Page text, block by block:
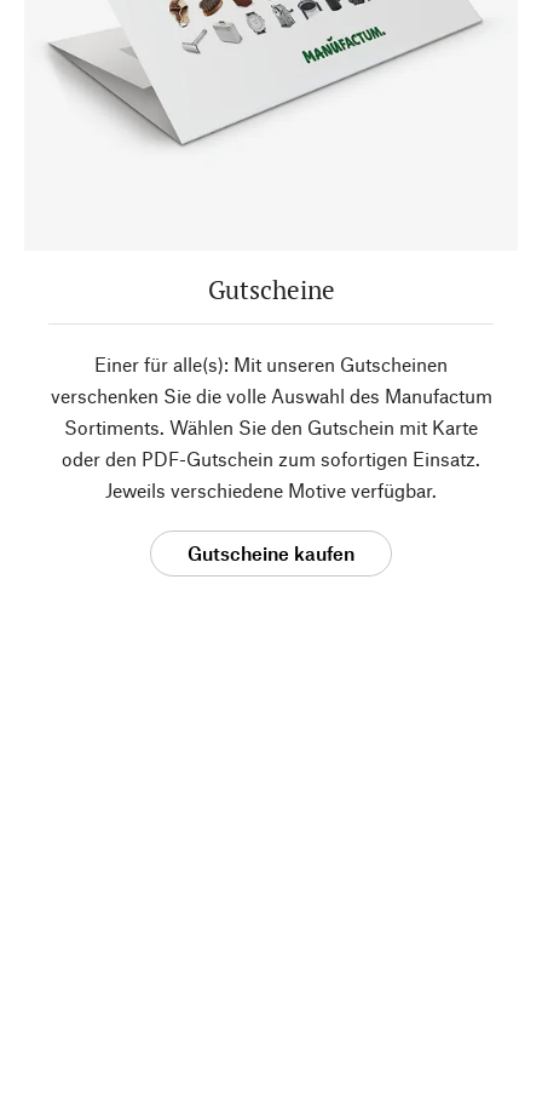
Gutscheine
Einer für alle(s): Mit unseren Gutscheinen
verschenken Sie die volle Auswahl des Manufactum
Sortiments. Wählen Sie den Gutschein mit Karte
oder den PDF-Gutschein zum sofortigen Einsatz.
Jeweils verschiedene Motive verfügbar.
Gutscheine kaufen